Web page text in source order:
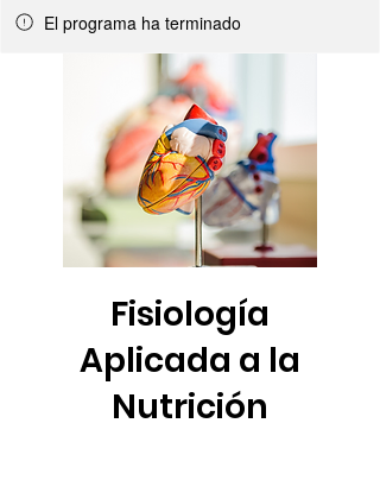
El programa ha terminado
Fisiología
Aplicada a la
Nutrición